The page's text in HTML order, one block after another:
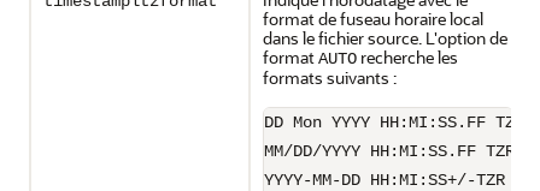
format de fuseau horaire local
dans le fichier source. L'option de
formatAUTO recherche les
formats suivants :
DD Mon YYYY HH:MI:SS.FF TZR
MM/DD/YYYY HH:MI:SS.FF TZR
YYYY-MM-DD HH:MI:SS+/-TZR